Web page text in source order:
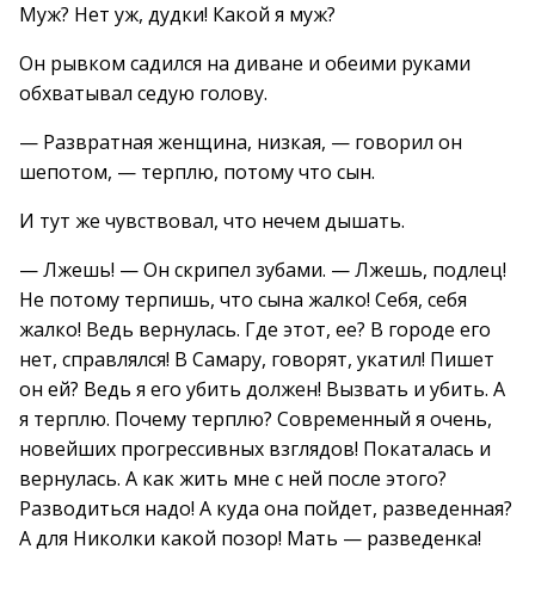
Муж? Нет уж, дудки! Какой я муж?
Он рывком садился на диване и обеими руками
обхватывал седую голову.
— Развратная женщина, низкая, — говорил он
шепотом, — терплю, потому что сын.
И тут же чувствовал, что нечем дышать.
— Лжешь! — Он скрипел зубами. — Лжешь, подлец!
Не потому терпишь, что сына жалко! Себя, себя
жалко! Ведь вернулась. Где этот, ее? В городе его
нет, справлялся! В Самару, говорят, укатил! Пишет
он ей? Ведь я его убить должен! Вызвать и убить. А
я терплю. Почему терплю? Современный я очень,
новейших прогрессивных взглядов! Покаталась и
вернулась. А как жить мне с ней после этого?
Разводиться надо! А куда она пойдет, разведенная?
А для Николки какой позор! Мать — разведенка!